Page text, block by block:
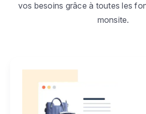
vos besoins grâce à toutes les
monsite.